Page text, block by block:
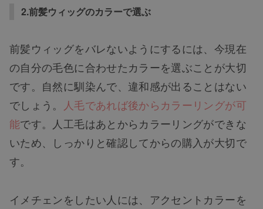
2.前髪ウィッグのカラーで選ぶ
前髪ウィッグをバレないようにするには、今現在
の自分の毛色に合わせたカラーを選ぶことが大切
です。自然に馴染んで、違和感が出ることはない
でしょう。
人毛であれば後からカラーリングが可
能です。人工毛はあとからカラーリングができな
いため、しっかりと確認してからの購入が大切で
す。
イメチェンをしたい人には、アクセントカラーを